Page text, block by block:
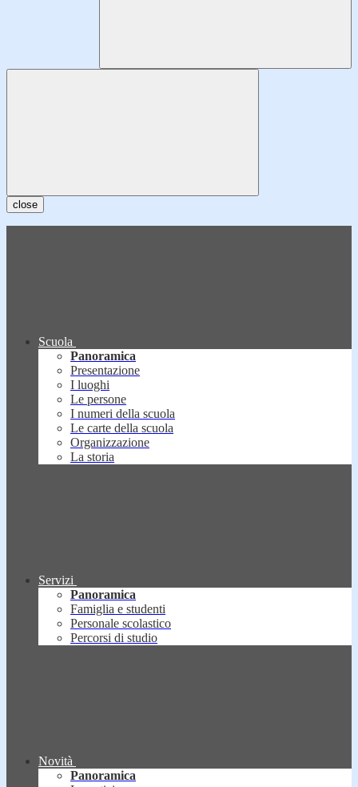
close
Scuola
Panoramica
Presentazione
I luoghi
Le persone
I numeri della scuola
Le carte della scuola
Organizzazione
La storia
Servizi
Panoramica
Famiglia e studenti
Personale scolastico
Percorsi di studio
Novità
Panoramica